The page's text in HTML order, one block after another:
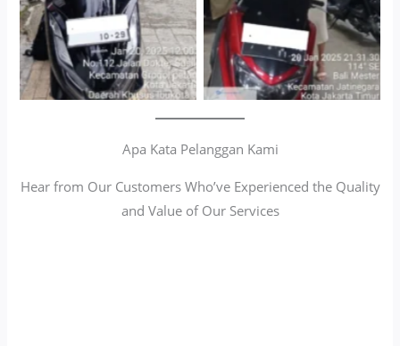
Apa Kata Pelanggan Kami
Hear from Our Customers Who’ve Experienced the Quality
and Value of Our Services